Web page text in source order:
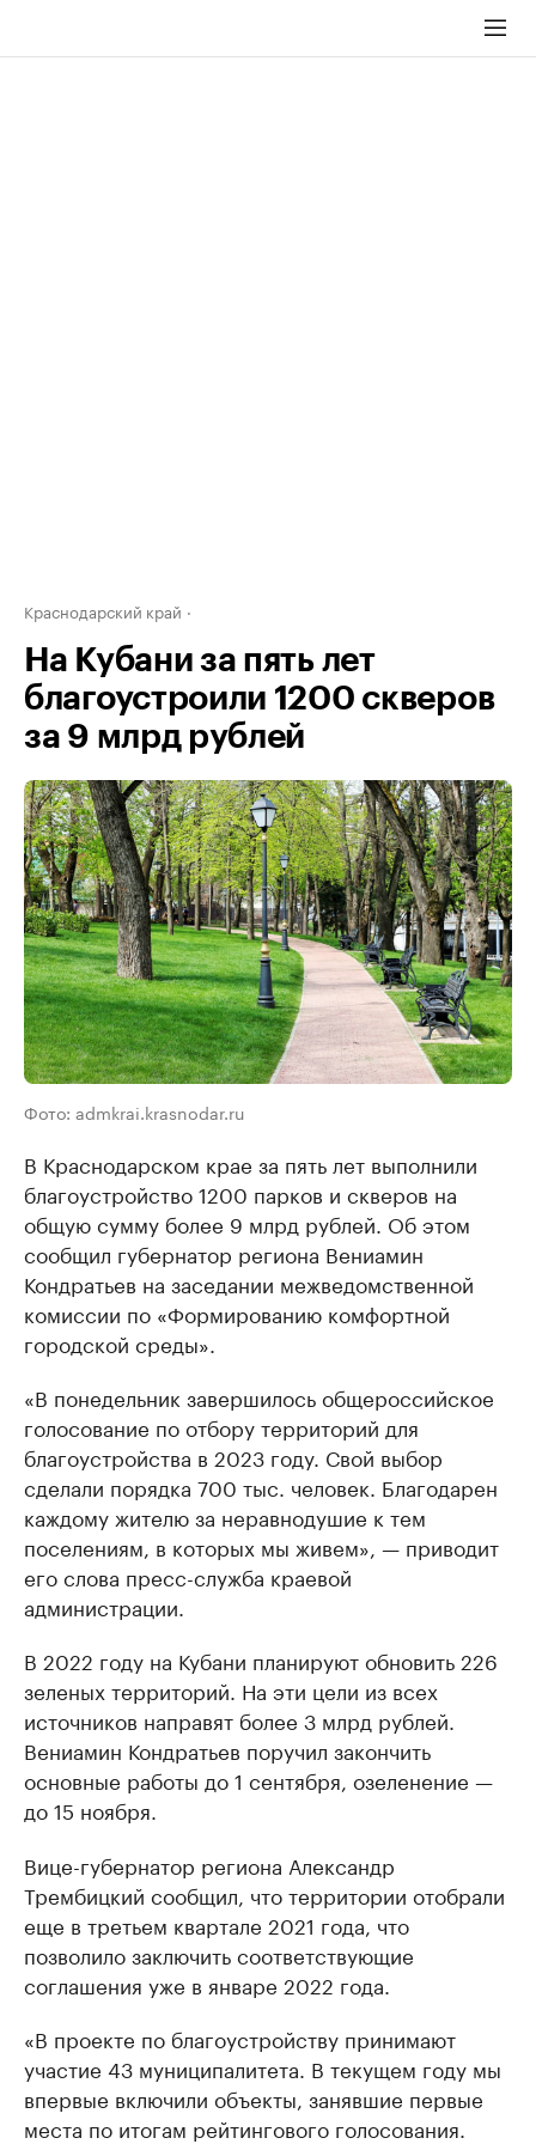
Краснодарский край
На Кубани за пять лет
благоустроили 1200 скверов
за 9 млрд рублей
Фото: admkrai.krasnodar.ru
В Краснодарском крае за пять лет выполнили
благоустройство 1200 парков и скверов на
общую сумму более 9 млрд рублей. Об этом
сообщил губернатор региона Вениамин
Кондратьев на заседании межведомственной
комиссии по «Формированию комфортной
городской среды».
«В понедельник завершилось общероссийское
голосование по отбору территорий для
благоустройства в 2023 году. Свой выбор
сделали порядка 700 тыс. человек. Благодарен
каждому жителю за неравнодушие к тем
поселениям, в которых мы живем», — приводит
его слова пресс-служба краевой
администрации.
В 2022 году на Кубани планируют обновить 226
зеленых территорий. На эти цели из всех
источников направят более 3 млрд рублей.
Вениамин Кондратьев поручил закончить
основные работы до 1 сентября, озеленение —
до 15 ноября.
Вице-губернатор региона Александр
Трембицкий сообщил, что территории отобрали
еще в третьем квартале 2021 года, что
позволило заключить соответствующие
соглашения уже в январе 2022 года.
«В проекте по благоустройству принимают
участие 43 муниципалитета. В текущем году мы
впервые включили объекты, занявшие первые
места по итогам рейтингового голосования.